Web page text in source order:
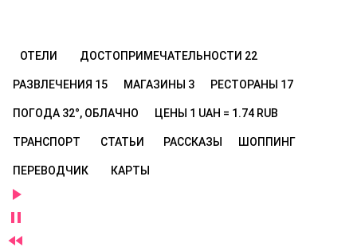
ОТЕЛИ ДОСТОПРИМЕЧАТЕЛЬНОСТИ 22
РАЗВЛЕЧЕНИЯ 15 МАГАЗИНЫ 3 РЕСТОРАНЫ 17
ПОГОДА 32°, ОБЛАЧНО ЦЕНЫ 1 UAH = 1.74 RUB
ТРАНСПОРТ СТАТЬИ РАССКАЗЫ ШОППИНГ
ПЕРЕВОДЧИК КАРТЫ


